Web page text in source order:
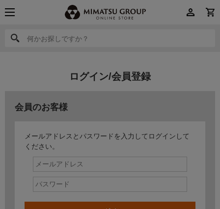
何かお探しですか？
何かお探しですか？
ログイン/会員登録
会員のお客様
メールアドレスとパスワードを入力してログインして
ください。